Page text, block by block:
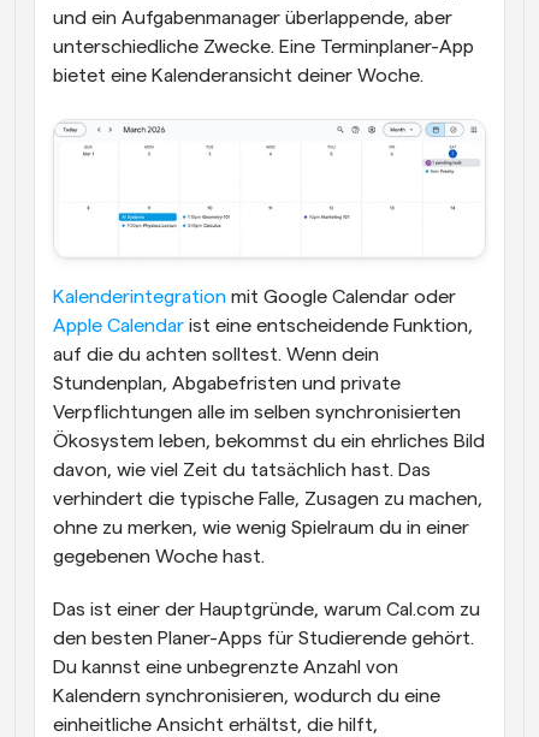
und ein Aufgabenmanager überlappende, aber
unterschiedliche Zwecke. Eine Terminplaner-App
bietet eine Kalenderansicht deiner Woche.
Kalenderintegration
Apple Calendar ist eine entscheidende Funktion,
auf die du achten solltest. Wenn dein
Stundenplan, Abgabefristen und private
Verpflichtungen alle im selben synchronisierten
Ökosystem leben, bekommst du ein ehrliches Bild
davon, wie viel Zeit du tatsächlich hast. Das
verhindert die typische Falle, Zusagen zu machen,
ohne zu merken, wie wenig Spielraum du in einer
gegebenen Woche hast.
Das ist einer der Hauptgründe, warum Cal.com zu
den besten Planer-Apps für Studierende gehört.
Du kannst eine unbegrenzte Anzahl von
Kalendern synchronisieren, wodurch du eine
einheitliche Ansicht erhältst, die hilft,